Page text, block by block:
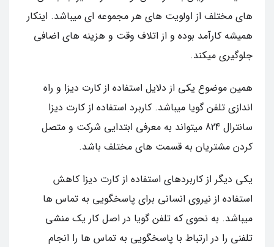
های مختلف از اولویت های هر مجموعه ای میباشد. اینکار
همیشه کارآمد بوده و از اتلاف وقت و هزینه های اضافی
جلوگیری میکند.
همین موضوع یکی از دلایل استفاده از کارت دیزا و راه
اندازی تلفن گویا میباشد. کاربرد استفاده از کارت دیزا
سانترال 824 میتواند به معرفی ابتدایی شرکت و متصل
کردن مشتریان به قسمت های مختلف باشد.
یکی دیگر از کاربردهای استفاده از کارت دیزا کاهش
استفاده از نیروی انسانی برای پاسخگویی به تماس ها
میباشد. به نحوی که تلفن گویا در اصل کار یک منشی
تلفنی را در ارتباط با پاسخگویی به تماس ها را انجام